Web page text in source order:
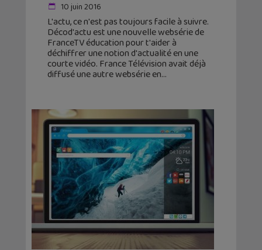
10 juin 2016
L'actu, ce n'est pas toujours facile à suivre.
Décod'actu est une nouvelle websérie de
FranceTV éducation pour t'aider à
déchiffrer une notion d'actualité en une
courte vidéo. France Télévision avait déjà
diffusé une autre websérie en